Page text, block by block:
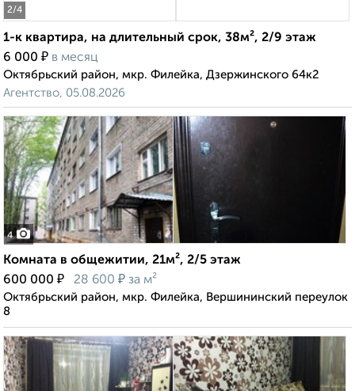
2/4
1-к квартира, на длительный срок, 38м², 2/9 этаж
6 000 ₽ в месяц
Октябрьский район, мкр. Филейка, Дзержинского 64к2
Агентство, 05.08.2026
4
Комната в общежитии, 21м², 2/5 этаж
600 000 ₽ 28 600 ₽ за м²
Октябрьский район, мкр. Филейка, Вершининский переулок
8